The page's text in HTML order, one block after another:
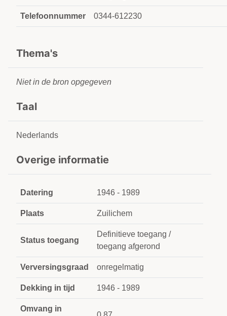
Telefoonnummer 0344-612230
Thema's
Niet in de bron opgegeven
Taal
Nederlands
Overige informatie
Datering 1946 - 1989
Plaats Zuilichem
Status toegang
Definitieve toegang /
toegang afgerond
Verversingsgraad onregelmatig
Dekking in tijd 1946 - 1989
Omvang in